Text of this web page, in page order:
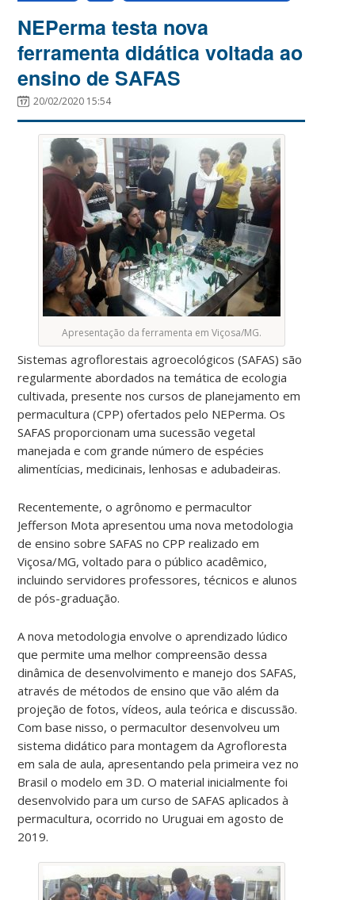
NEPerma testa nova
ferramenta didática voltada ao
ensino de SAFAS
20/02/2020 15:54
Apresentação da ferramenta em Viçosa/MG.
Sistemas agroflorestais agroecológicos (SAFAS) são
regularmente abordados na temática de ecologia
cultivada, presente nos cursos de planejamento em
permacultura (CPP) ofertados pelo NEPerma. Os
SAFAS proporcionam uma sucessão vegetal
manejada e com grande número de espécies
alimentícias, medicinais, lenhosas e adubadeiras.
Recentemente, o agrônomo e permacultor
Jefferson Mota apresentou uma nova metodologia
de ensino sobre SAFAS no CPP realizado em
Viçosa/MG, voltado para o público acadêmico,
incluindo servidores professores, técnicos e alunos
de pós-graduação.
A nova metodologia envolve o aprendizado lúdico
que permite uma melhor compreensão dessa
dinâmica de desenvolvimento e manejo dos SAFAS,
através de métodos de ensino que vão além da
projeção de fotos, vídeos, aula teórica e discussão.
Com base nisso, o permacultor desenvolveu um
sistema didático para montagem da Agrofloresta
em sala de aula, apresentando pela primeira vez no
Brasil o modelo em 3D. O material inicialmente foi
desenvolvido para um curso de SAFAS aplicados à
permacultura, ocorrido no Uruguai em agosto de
2019.